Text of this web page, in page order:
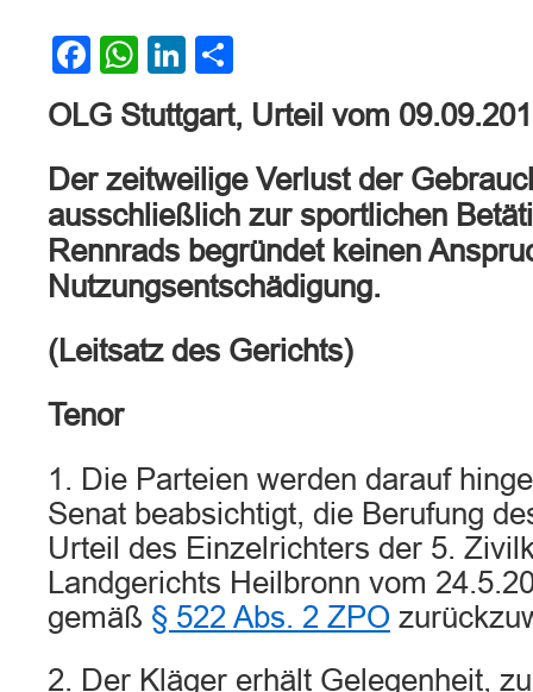
Facebook
WhatsApp
LinkedIn
OLG Stuttgart, Urteil vom
Der zeitweilige Verlust der
ausschließlich zur sportlichen
Rennrads begründet keinen
Nutzungsentschädigung.
(Leitsatz des Gerichts)
Tenor
1. Die Parteien werden darauf
Senat beabsichtigt, die Berufung
Urteil des Einzelrichters der 5.
Landgerichts Heilbronn vom
gemäß § 522 Abs. 2 ZPO
2. Der Kläger erhält Gelegenheit,